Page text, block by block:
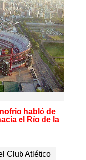
habló de
el Río de la
Club Atlético